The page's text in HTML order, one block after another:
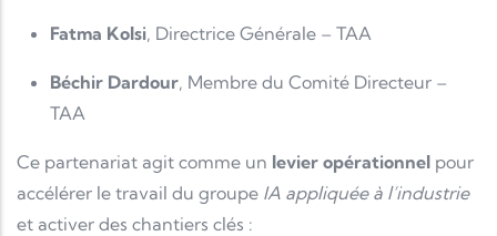
Fatma Kolsi, Directrice Générale – TAA
Béchir Dardour, Membre du Comité Directeur –
TAA
Ce partenariat agit comme un levier opérationnel pour
accélérer le travail du groupe IA appliquée à l’industrie
et activer des chantiers clés :